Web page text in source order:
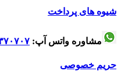
شیوه های پرداخت
مشاوره واتس آپ:
حریم خصوصی